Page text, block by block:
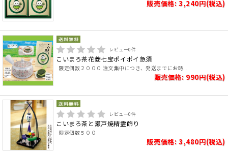
販売価格: 3,240円(税込)
レビュー0件
こいまろ茶花菱七宝ポイポイ急須
限定個数２０００ 注文集中につき、発送までにお時..
販売価格: 990円(税込)
レビュー0件
こいまろ茶と瀬戸焼精霊飾り
限定個数５００
販売価格: 3,480円(税込)